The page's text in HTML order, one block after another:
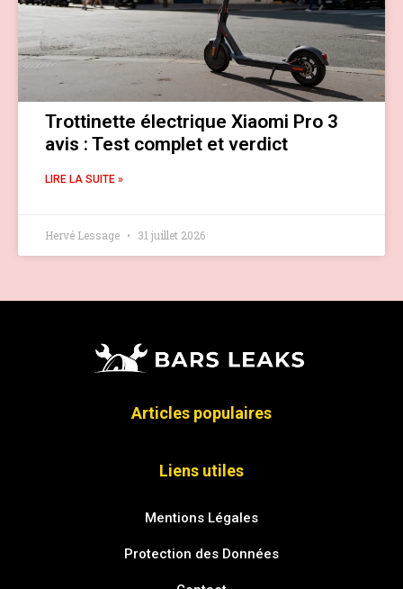
Trottinette électrique Xiaomi Pro 3
avis : Test complet et verdict
LIRE LA SUITE »
Hervé Lessage 31 juillet 2026
Articles populaires
Liens utiles
Mentions Légales
Protection des Données